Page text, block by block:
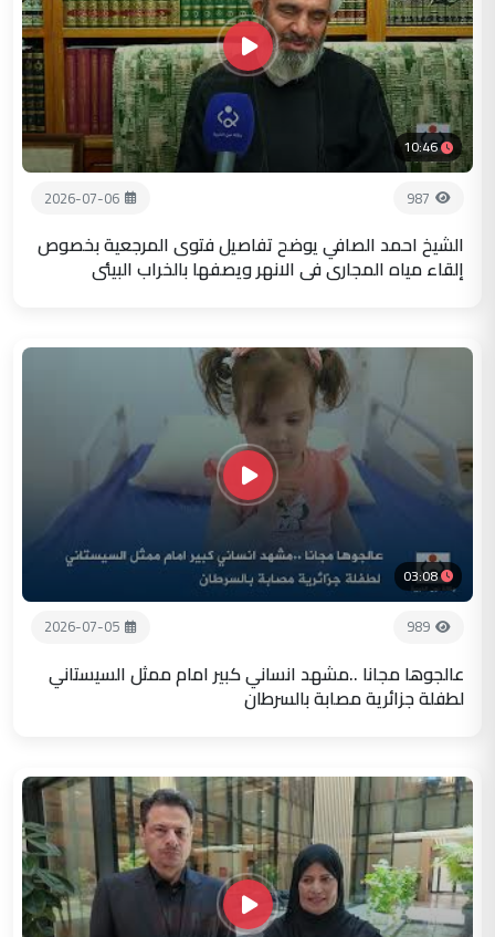
10:46
987
2026-07-06
الشيخ احمد الصافي يوضح تفاصيل فتوى المرجعية بخصوص
إلقاء مياه المجاري في الانهر ويصفها بالخراب البيئي
03:08
989
2026-07-05
عالجوها مجانا ..مشهد انساني كبير امام ممثل السيستاني
لطفلة جزائرية مصابة بالسرطان